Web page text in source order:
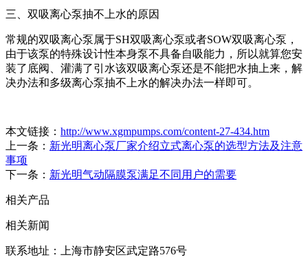
三、双吸离心泵抽不上水的原因
常规的双吸离心泵属于SH双吸离心泵或者SOW双吸离心泵，
由于该泵的特殊设计性本身泵不具备自吸能力，所以就算您安
装了底阀、灌满了引水该双吸离心泵还是不能把水抽上来，解
决办法和多级离心泵抽不上水的解决办法一样即可。
本文链接： http://www.xgmpumps.com/content-27-434.htm
上一条： 新光明离心泵厂家介绍立式离心泵的选型方法及注意
事项
下一条： 新光明气动隔膜泵满足不同用户的需要
相关产品
相关新闻
联系地址： 上海市静安区武定路576号